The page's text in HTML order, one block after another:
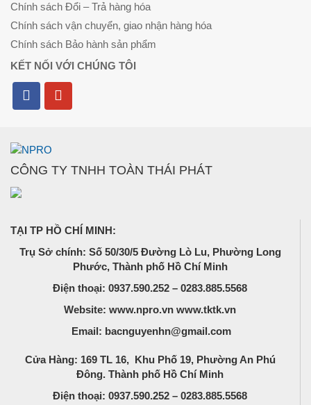
Chính sách Đổi – Trả hàng hóa
Chính sách vận chuyển, giao nhận hàng hóa
Chính sách Bảo hành sản phẩm
KẾT NỐI VỚI CHÚNG TÔI
CÔNG TY TNHH TOÀN THÁI PHÁT
TẠI TP HỒ CHÍ MINH:
Trụ Sở chính: Số 50/30/5 Đường Lò Lu, Phường Long
Phước, Thành phố Hồ Chí Minh
Điện thoại: 0937.590.252 – 0283.885.5568
Website: www.npro.vn www.tktk.vn
Email: bacnguyenhn@gmail.com
Cửa Hàng: 169 TL 16, Khu Phố 19, Phường An Phú
Đông. Thành phố Hồ Chí Minh
Điện thoại: 0937.590.252 – 0283.885.5568